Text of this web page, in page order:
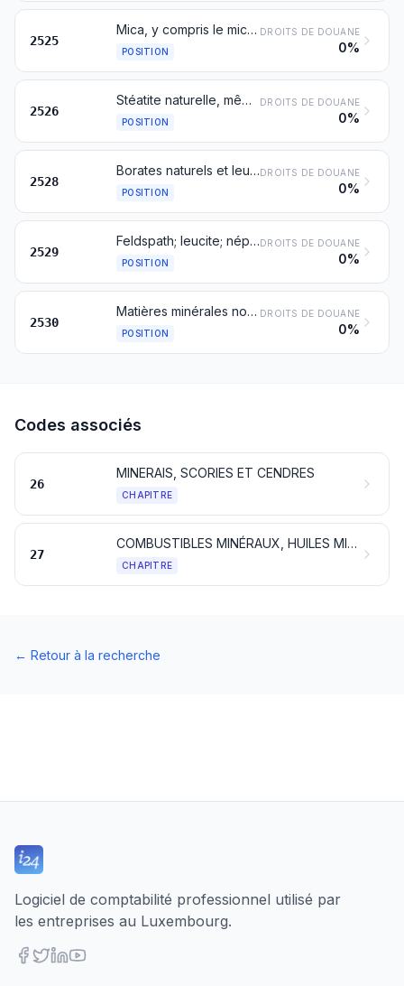
2525
Mica, y compris le mica clivé en lamelles irrégulières (splittings); déchets de mica
POSITION
DROITS DE DOUANE
0%
2526
Stéatite naturelle, même dégrossie ou simplement débitée, par sciage ou autrement, en blocs ou en plaques de forme carrée ou rectangulaire; talc
POSITION
DROITS DE DOUANE
0%
2528
Borates naturels et leurs concentrés (calcinés ou non), à l'exclusion des borates extraits des saumures naturelles; acide borique naturel titrant au maximum 85 % de H3BO3 sur produit sec
POSITION
DROITS DE DOUANE
0%
2529
Feldspath; leucite; néphéline et néphéline syénite; spath fluor
POSITION
DROITS DE DOUANE
0%
2530
Matières minérales non dénommées ni comprises ailleurs
POSITION
DROITS DE DOUANE
0%
Codes associés
26
MINERAIS, SCORIES ET CENDRES
CHAPITRE
27
COMBUSTIBLES MINÉRAUX, HUILES MINÉRALES ET PRODUITS DE LEUR DISTILLATION; MATIÈRES BITUMINEUSES; CIRES MINÉRALES
CHAPITRE
← Retour à la recherche
Logiciel de comptabilité professionnel utilisé par
les entreprises au Luxembourg.